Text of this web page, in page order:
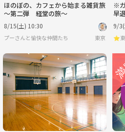
ほのぼの、カフェから始まる雑貨旅
〜第二弾 経堂の旅〜
8/15(土) 10:30
プーさんと愉快な仲間たち 東京
※
早
バ
9/
⭐️